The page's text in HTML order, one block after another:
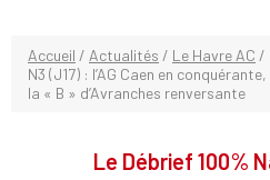
Accueil / Actualités / Le Havre AC /
N3 (J17) : l’AG Caen en
la « B » d’Avranches renversante
Le Débrief 100%